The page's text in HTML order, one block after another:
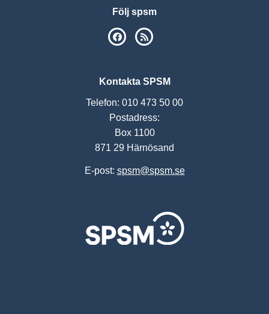
Följ spsm
SPSM på Facebook
Kontakta SPSM
Telefon: 010 473 50 00
Postadress:
Box 1100
871 29 Härnösand
E-post: spsm@spsm.se